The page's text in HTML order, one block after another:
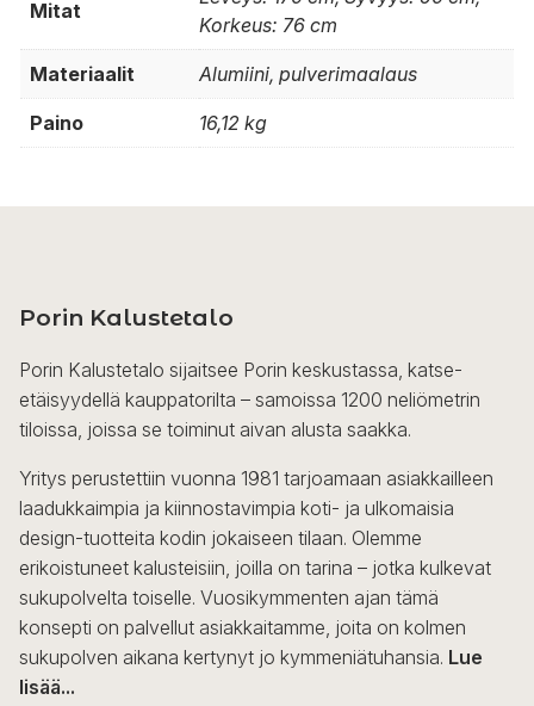
Mitat
Korkeus: 76 cm
Materiaalit Alumiini, pulverimaalaus
Paino 16,12 kg
Porin Kalustetalo
Porin Kalustetalo sijaitsee Porin keskustassa, katse-
etäisyydellä kauppatorilta – samoissa 1200 neliömetrin
tiloissa, joissa se toiminut aivan alusta saakka.
Yritys perustettiin vuonna 1981 tarjoamaan asiakkailleen
laadukkaimpia ja kiinnostavimpia koti- ja ulkomaisia
design-tuotteita kodin jokaiseen tilaan. Olemme
erikoistuneet kalusteisiin, joilla on tarina – jotka kulkevat
sukupolvelta toiselle. Vuosikymmenten ajan tämä
konsepti on palvellut asiakkaitamme, joita on kolmen
sukupolven aikana kertynyt jo kymmeniätuhansia. Lue
lisää...